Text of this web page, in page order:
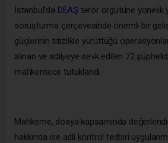
İstanbul’da DEAŞ terör örgütüne yönelik
soruşturma çerçevesinde önemli bir
güçlerinin titizlikle yürüttüğü
alınan ve adliyeye sevk edilen 72
mahkemece tutuklandı.
Mahkeme, dosya kapsamında
hakkında ise adli kontrol tedbiri